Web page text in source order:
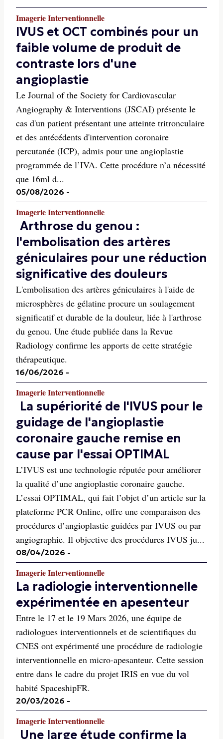
Imagerie Interventionnelle
IVUS et OCT combinés pour un
faible volume de produit de
contraste lors d'une
angioplastie
Le Journal of the Society for Cardiovascular
Angiography & Interventions (JSCAI) présente le
cas d'un patient présentant une atteinte tritronculaire
et des antécédents d'intervention coronaire
percutanée (ICP), admis pour une angioplastie
programmée de l’IVA. Cette procédure n’a nécessité
que 16ml d...
05/08/2026 -
Imagerie Interventionnelle
Arthrose du genou :
l'embolisation des artères
géniculaires pour une réduction
significative des douleurs
L'embolisation des artères géniculaires à l'aide de
microsphères de gélatine procure un soulagement
significatif et durable de la douleur, liée à l'arthrose
du genou. Une étude publiée dans la Revue
Radiology confirme les apports de cette stratégie
thérapeutique.
16/06/2026 -
Imagerie Interventionnelle
La supériorité de l'IVUS pour le
guidage de l'angioplastie
coronaire gauche remise en
cause par l'essai OPTIMAL
L’IVUS est une technologie réputée pour améliorer
la qualité d’une angioplastie coronaire gauche.
L’essai OPTIMAL, qui fait l’objet d’un article sur la
plateforme PCR Online, offre une comparaison des
procédures d’angioplastie guidées par IVUS ou par
angiographie. Il objective des procédures IVUS ju...
08/04/2026 -
Imagerie Interventionnelle
La radiologie interventionnelle
expérimentée en apesenteur
Entre le 17 et le 19 Mars 2026, une équipe de
radiologues interventionnels et de scientifiques du
CNES ont expérimenté une procédure de radiologie
interventionnelle en micro-apesanteur. Cette session
entre dans le cadre du projet IRIS en vue du vol
habité SpaceshipFR.
20/03/2026 -
Imagerie Interventionnelle
Une large étude confirme la